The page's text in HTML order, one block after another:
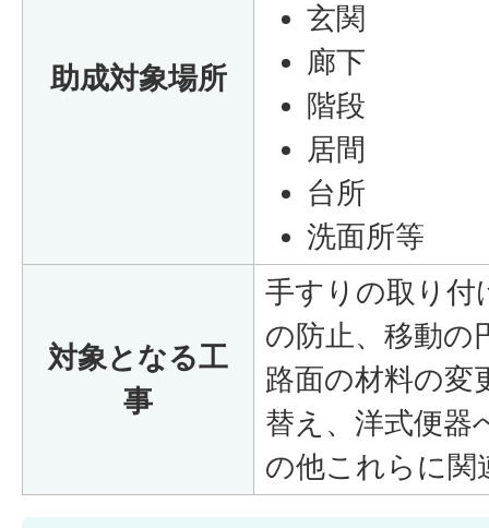
助成対象場所
玄関
廊下
階段
居間
台所
洗面所等
対象となる工
事
手すりの取り付
の防止、移動の
路面の材料の変
替え、洋式便器
の他これらに関